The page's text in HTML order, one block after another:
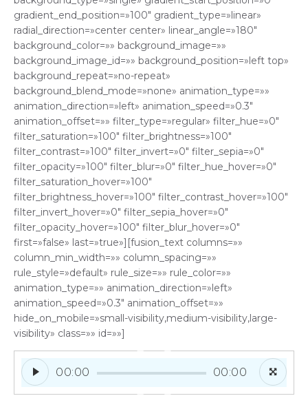
gradient_end_position=»100″ gradient_type=»linear»
radial_direction=»center center» linear_angle=»180″
background_color=»» background_image=»»
background_image_id=»» background_position=»left top»
background_repeat=»no-repeat»
background_blend_mode=»none» animation_type=»»
animation_direction=»left» animation_speed=»0.3″
animation_offset=»» filter_type=»regular» filter_hue=»0″
filter_saturation=»100″ filter_brightness=»100″
filter_contrast=»100″ filter_invert=»0″ filter_sepia=»0″
filter_opacity=»100″ filter_blur=»0″ filter_hue_hover=»0″
filter_saturation_hover=»100″
filter_brightness_hover=»100″ filter_contrast_hover=»100″
filter_invert_hover=»0″ filter_sepia_hover=»0″
filter_opacity_hover=»100″ filter_blur_hover=»0″
first=»false» last=»true»][fusion_text columns=»»
column_min_width=»» column_spacing=»»
rule_style=»default» rule_size=»» rule_color=»»
animation_type=»» animation_direction=»left»
animation_speed=»0.3″ animation_offset=»»
hide_on_mobile=»small-visibility,medium-visibility,large-
visibility» class=»» id=»»]
Reproductor
de
vídeo
00:00 00:00